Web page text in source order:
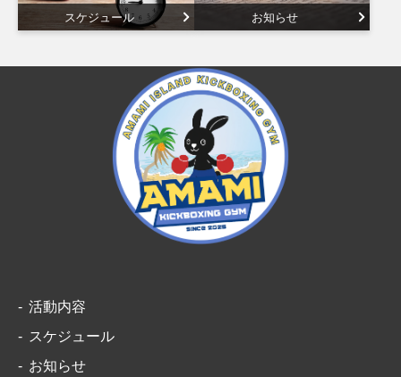
スケジュール お知らせ
活動内容
スケジュール
お知らせ